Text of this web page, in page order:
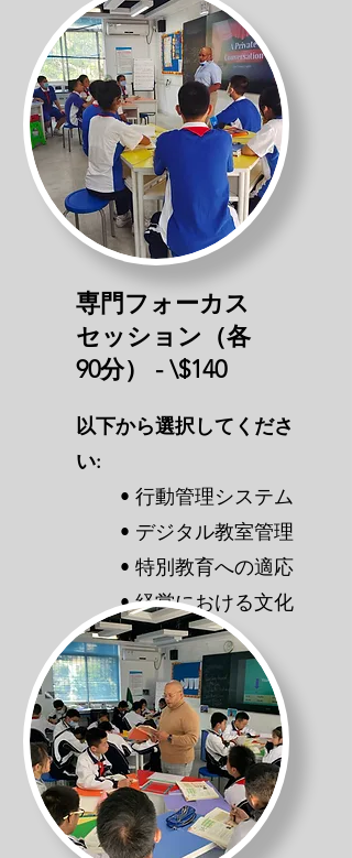
• 微調整技術
専門フォーカス
セッション（各
90分） - \$140
以下から選択してくださ
い:
• 行動管理システム
• デジタル教室管理
• 特別教育への適応
• 経営における文化
的対応